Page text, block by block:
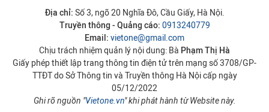
Địa chỉ: Số 3, ngõ 20 Nghĩa Đô, Cầu Giấy, Hà Nội.
Truyền thông - Quảng cáo: 0913240779
Email: vietone@gmail.com
Chịu trách nhiệm quản lý nội dung: Bà Phạm Thị Hà
Giấy phép thiết lập trang thông tin điện tử trên mạng số 3708/GP-
TTĐT do Sở Thông tin và Truyền thông Hà Nội cấp ngày
05/12/2022
Ghi rõ nguồn "Vietone.vn" khi phát hành từ Website này.